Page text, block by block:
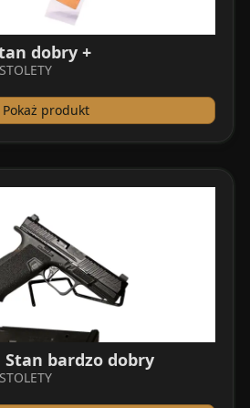
dobry +
Pokaż produkt
Stan bardzo dobry